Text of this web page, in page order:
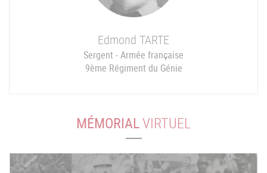
Edmond TARTE
Sergent - Armée française
9ème Régiment du Génie
MÉMORIALVIRTUEL